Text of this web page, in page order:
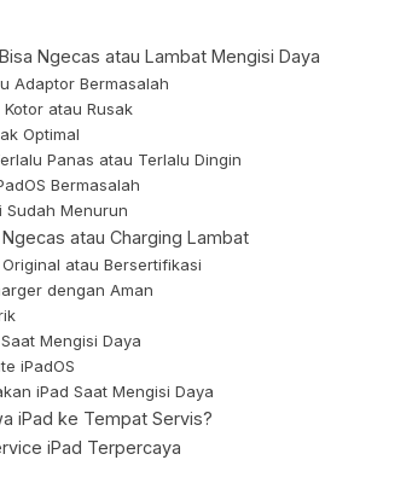
Ngecas atau Lambat Mengisi Daya
Adaptor Bermasalah
atau Rusak
Optimal
Panas atau Terlalu Dingin
Bermasalah
Sudah Menurun
atau Charging Lambat
atau Bersertifikasi
dengan Aman
Mengisi Daya
iPadOS
iPad Saat Mengisi Daya
iPad ke Tempat Servis?
iPad Terpercaya